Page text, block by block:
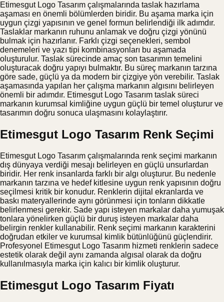
Etimesgut Logo Tasarım çalışmalarında taslak hazırlama
aşaması en önemli bölümlerden biridir. Bu aşama marka için
uygun çizgi yapısının ve genel formun belirlendiği ilk adımdır.
Taslaklar markanın ruhunu anlamak ve doğru çizgi yönünü
bulmak için hazırlanır. Farklı çizgi seçenekleri, sembol
denemeleri ve yazı tipi kombinasyonları bu aşamada
oluşturulur. Taslak sürecinde amaç son tasarımın temelini
oluşturacak doğru yapıyı bulmaktır. Bu süreç markanın tarzına
göre sade, güçlü ya da modern bir çizgiye yön verebilir. Taslak
aşamasında yapılan her çalışma markanın algısını belirleyen
önemli bir adımdır. Etimesgut Logo Tasarım taslak süreci
markanın kurumsal kimliğine uygun güçlü bir temel oluşturur ve
tasarımın doğru sonuca ulaşmasını kolaylaştırır.
Etimesgut Logo Tasarım Renk Seçimi
Etimesgut Logo Tasarım çalışmalarında renk seçimi markanın
dış dünyaya verdiği mesajı belirleyen en güçlü unsurlardan
biridir. Her renk insanlarda farklı bir algı oluşturur. Bu nedenle
markanın tarzına ve hedef kitlesine uygun renk yapısının doğru
seçilmesi kritik bir konudur. Renklerin dijital ekranlarda ve
baskı materyallerinde aynı görünmesi için tonların dikkatle
belirlenmesi gerekir. Sade yapı isteyen markalar daha yumuşak
tonlara yönelirken güçlü bir duruş isteyen markalar daha
belirgin renkler kullanabilir. Renk seçimi markanın karakterini
doğrudan etkiler ve kurumsal kimlik bütünlüğünü güçlendirir.
Profesyonel Etimesgut Logo Tasarım hizmeti renklerin sadece
estetik olarak değil aynı zamanda algısal olarak da doğru
kullanılmasıyla marka için kalıcı bir kimlik oluşturur.
Etimesgut Logo Tasarım Fiyatı